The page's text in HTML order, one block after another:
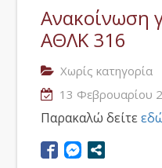
Aνακοίνωση
ΑΘΛΚ 316
Χωρίς κατηγορία
13 Φεβρουαρίου
Παρακαλώ δείτε